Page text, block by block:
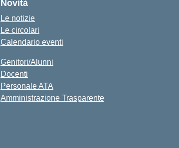
Novità
Le notizie
Le circolari
Calendario eventi
Genitori/Alunni
Docenti
Personale ATA
Amministrazione Trasparente